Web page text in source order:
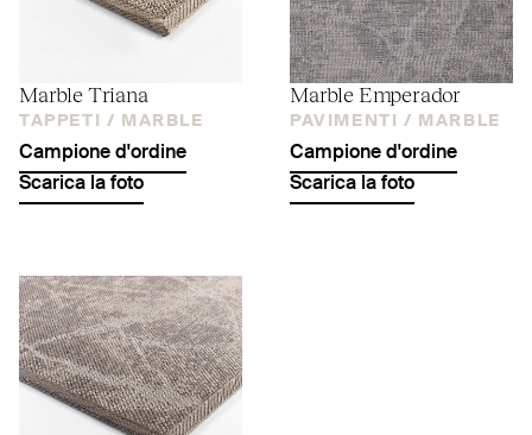
Marble Triana
TAPPETI / MARBLE
Campione d'ordine
Scarica la foto
Marble Emperador
PAVIMENTI / MARBLE
Campione d'ordine
Scarica la foto